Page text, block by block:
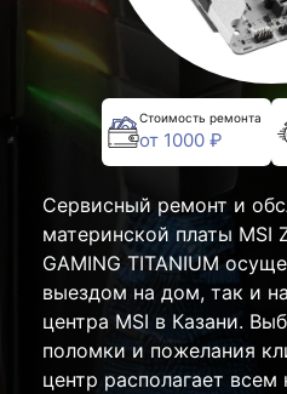
Стоимость ремонта
от 1000 ₽
Сервисный ремонт и
материнской платы MSI
GAMING TITANIUM
выездом на дом, так и
центра MSI в Казани.
поломки и пожелания
центр располагает